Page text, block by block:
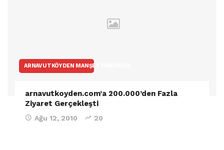
ARNAVUTKÖYDEN MANŞET HABERLER
arnavutkoyden.com’a 200.000’den Fazla
Ziyaret Gerçekleşti
Ağu 12, 2010 20